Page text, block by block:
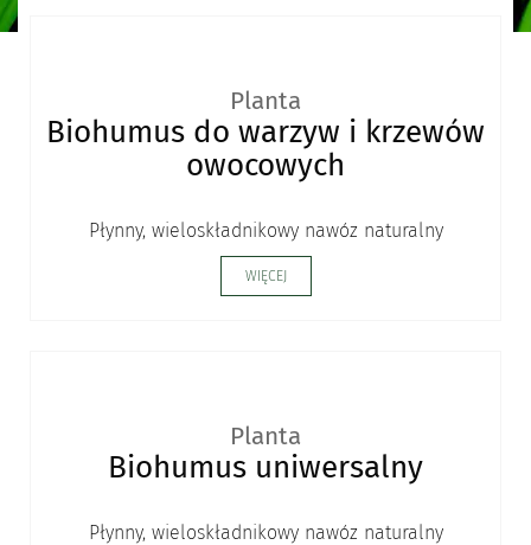
Planta
Biohumus do warzyw i krzewów
owocowych
Płynny, wieloskładnikowy nawóz naturalny
WIĘCEJ
Planta
Biohumus uniwersalny
Płynny, wieloskładnikowy nawóz naturalny